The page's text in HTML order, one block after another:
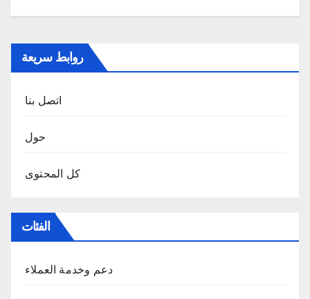
روابط سريعة
اتصل بنا
حول
كل المحتوى
الفئات
دعم وخدمة العملاء